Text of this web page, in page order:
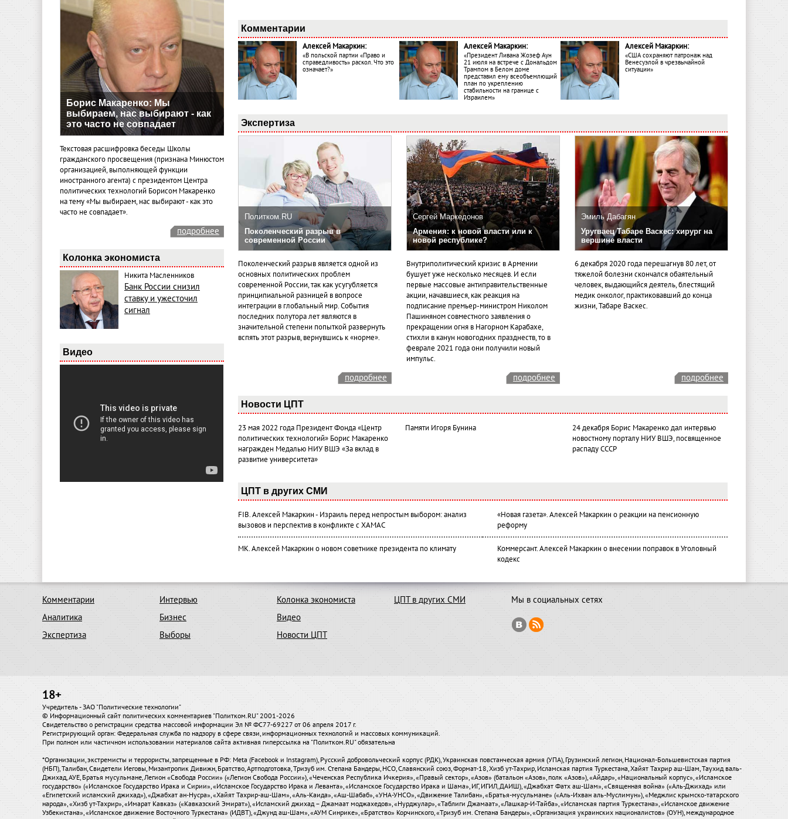
Борис Макаренко: Мы
выбираем, нас выбирают - как
это часто не совпадает
Текстовая расшифровка беседы Школы
гражданского просвещения (признана Минюстом
организацией, выполняющей функции
иностранного агента) с президентом Центра
политических технологий Борисом Макаренко
на тему «Мы выбираем, нас выбирают - как это
часто не совпадает».
подробнее
Колонка экономиста
Никита Масленников
Банк России снизил
ставку и ужесточил
сигнал
Видео
Комментарии
Алексей Макаркин:
«В польской партии «Право и
справедливость» раскол. Что это
означает?»
Алексей Макаркин:
«Президент Ливана Жозеф Аун
21 июля на встрече с Дональдом
Трампом в Белом доме
представил ему всеобъемлющий
план по укреплению
стабильности на границе с
Израилем»
Алексей Макаркин:
«США сохраняют патронаж над
Венесуэлой в чрезвычайной
ситуации»
Экспертиза
Политком.RU
Поколенческий разрыв в
современной России
Поколенческий разрыв является одной из
основных политических проблем
современной России, так как усугубляется
принципиальной разницей в вопросе
интеграции в глобальный мир. События
последних полутора лет являются в
значительной степени попыткой развернуть
вспять этот разрыв, вернувшись к «норме».
Сергей Маркедонов
Армения: к новой власти или к
новой республике?
Внутриполитический кризис в Армении
бушует уже несколько месяцев. И если
первые массовые антиправительственные
акции, начавшиеся, как реакция на
подписание премьер-министром Николом
Пашиняном совместного заявления о
прекращении огня в Нагорном Карабахе,
стихли в канун новогодних празднеств, то в
феврале 2021 года они получили новый
импульс.
Эмиль Дабагян
Уругваец Табаре Васкес: хирург на
вершине власти
6 декабря 2020 года перешагнув 80 лет, от
тяжелой болезни скончался обаятельный
человек, выдающийся деятель, блестящий
медик онколог, практиковавший до конца
жизни, Табаре Васкес.
подробнее подробнее подробнее
Новости ЦПТ
23 мая 2022 года Президент Фонда «Центр
политических технологий» Борис Макаренко
награжден Медалью НИУ ВШЭ «За вклад в
развитие университета»
Памяти Игоря Бунина
24 декабря Борис Макаренко дал интервью
новостному порталу НИУ ВШЭ, посвященное
распаду СССР
ЦПТ в других СМИ
FIB. Алексей Макаркин - Израиль перед непростым выбором: анализ
вызовов и перспектив в конфликте с ХАМАС
«Новая газета». Алексей Макаркин о реакции на пенсионную
реформу
МК. Алексей Макаркин о новом советнике президента по климату
Коммерсант. Алексей Макаркин о внесении поправок в Уголовный
кодекс
Комментарии
Аналитика
Экспертиза
Интервью
Бизнес
Выборы
Колонка экономиста
Видео
Новости ЦПТ
ЦПТ в других СМИ Мы в социальных сетях
18+
Учредитель - ЗАО "Политические технологии"
© Информационный сайт политических комментариев "Политком.RU" 2001-2026
Свидетельство о регистрации средства массовой информации Эл № ФС77-69227 от 06 апреля 2017 г.
Регистрирующий орган: Федеральная служба по надзору в сфере связи, информационных технологий и массовых коммуникаций.
При полном или частичном использовании материалов сайта активная гиперссылка на "Политком.RU" обязательна
*Организации, экстремисты и террористы, запрещенные в РФ: Meta (Facebook и Instagram), Русский добровольческий корпус (РДК), Украинская повстанческая армия (УПА), Грузинский легион, Национал-Большевистская партия
(НБП), Талибан, Свидетели Иеговы, Мизантропик Дивижн, Братство, Артподготовка, Тризуб им. Степана Бандеры, НСО, Славянский союз, Формат-18, Хизб ут-Тахрир, Исламская партия Туркестана, Хайят Тахрир аш-Шам, Таухид валь-
Джихад, АУЕ, Братья мусульмане, Легион «Свобода России» («Легион Свобода России»), «Чеченская Республика Ичкерия», «Правый сектор», «Азов» (батальон «Азов», полк «Азов»), «Айдар», «Национальный корпус», «Исламское
государство» («Исламское Государство Ирака и Сирии», «Исламское Государство Ирака и Леванта», «Исламское Государство Ирака и Шама», ИГ, ИГИЛ, ДАИШ), «Джабхат Фатх аш-Шам», «Священная война» («Аль-Джихад» или
«Египетский исламский джихад»), «Джабхат ан-Нусра», «Хайят Тахрир-аш-Шам», «Аль-Каида», «Аш-Шабаб», «УНА-УНСО», «Движение Талибан», «Братья-мусульмане» («Аль-Ихван аль-Муслимун»), «Меджлис крымско-татарского
народа», «Хизб ут-Тахрир», «Имарат Кавказ» («Кавказский Эмират»), «Исламский джихад – Джамаат моджахедов», «Нурджулар», «Таблиги Джамаат», «Лашкар-И-Тайба», «Исламская партия Туркестана», «Исламское движение
Узбекистана», «Исламское движение Восточного Туркестана» (ИДВТ), «Джунд аш-Шам», «АУМ Синрике», «Братство» Корчинского, «Тризуб им. Степана Бандеры», «Организация украинских националистов» (ОУН), международное